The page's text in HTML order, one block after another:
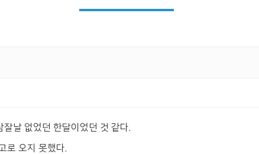
날 없었던 한달이었던 것 같다.
로 오지 못했다.